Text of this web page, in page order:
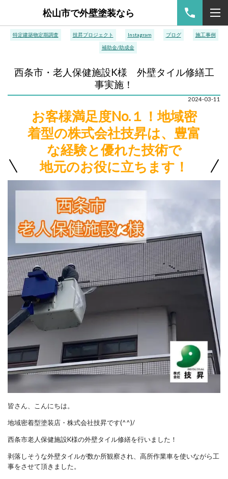
松山市で外壁塗装なら
特定建築物定期調査 技昇プロジェクト Instagram ブログ 施工事例
補助金/助成金
西条市・老人保健施設K様 外壁タイル修繕工
事実施！
2024-03-11
お客様満足度No.１！地域密
着型の株式会社技昇は、豊富
な経験と優れた技術で
地元のお役に立ちます！
皆さん、こんにちは。
地域密着型塗装店・株式会社技昇です(^^)/
西条市老人保健施設K様の外壁タイル修繕を行いました！
剥落しそうな外壁タイルが数か所観察され、高所作業車を使いながら工
事をさせて頂きました。